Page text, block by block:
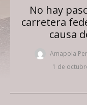
No hay
carretera
causa
Amapola
1 de